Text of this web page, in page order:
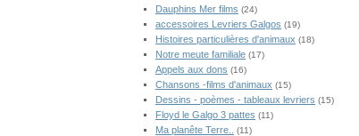
Dauphins Mer films (24)
accessoires Levriers Galgos (19)
Histoires particulières d'animaux (18)
Notre meute familiale (17)
Appels aux dons (16)
Chansons -films d'animaux (15)
Dessins - poèmes - tableaux levriers (15)
Floyd le Galgo 3 pattes (11)
Ma planête Terre.. (11)